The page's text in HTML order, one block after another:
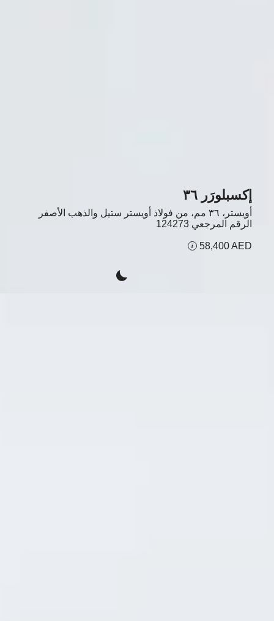
إكسبلورَر ٣٦
أويستر، ٣٦ مم، من فولاذ أويستر ستيل والذهب الأصفر
الرقم المرجعي 124273
58,400 AED